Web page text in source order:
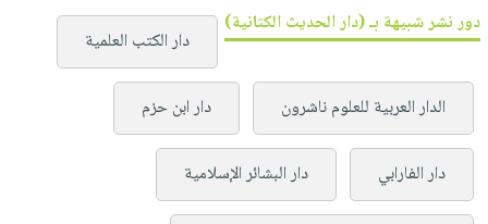
دور نشر شبيهة بـ (دار الحديث الكتانية)
دار الكتب العلمية
الدار العربية للعلوم ناشرون دار ابن حزم
دار الفارابي دار البشائر الإسلامية